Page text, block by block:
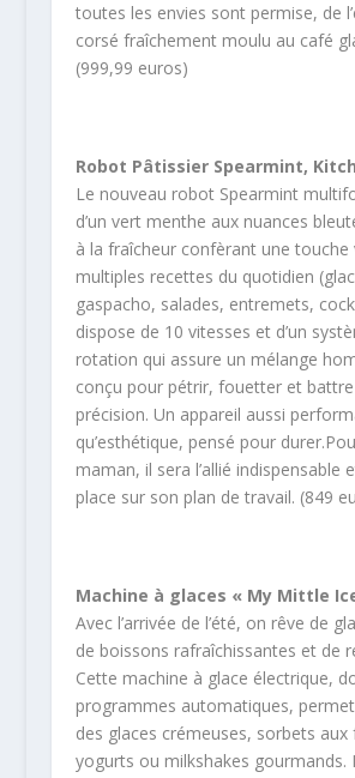
toutes les envies sont permise, de
corsé fraîchement moulu au café
(999,99 euros)
Robot Pâtissier Spearmint,
Le nouveau robot Spearmint
d’un vert menthe aux nuances
à la fraîcheur confèrant une touche
multiples recettes du quotidien
gaspacho, salades, entremets,
dispose de 10 vitesses et d’un
rotation qui assure un mélange
conçu pour pétrir, fouetter et
précision. Un appareil aussi
qu’esthétique, pensé pour
maman, il sera l’allié indispensable
place sur son plan de travail. (849
Machine à glaces « My Mittle
Avec l’arrivée de l’été, on rêve de
de boissons rafraîchissantes et de
Cette machine à glace électrique,
programmes automatiques,
des glaces crémeuses, sorbets
yogurts ou milkshakes gourmands.